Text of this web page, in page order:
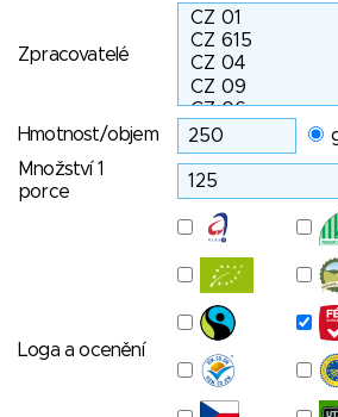
Zpracovatelé
Hmotnost/objem
Množství 1
porce
Loga a ocenění